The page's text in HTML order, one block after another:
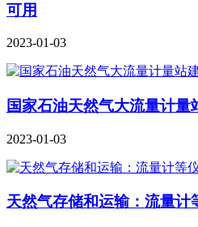
可用
2023-01-03
国家石油天然气大流量计量
2023-01-03
天然气存储和运输：流量计